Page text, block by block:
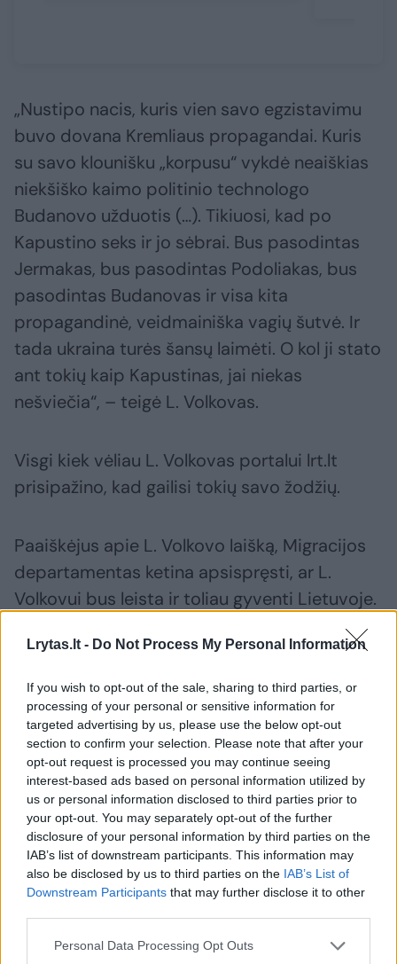
Lrytas.lt - Do Not Process My Personal Information
If you wish to opt-out of the sale, sharing to third parties, or
processing of your personal or sensitive information for
targeted advertising by us, please use the below opt-out
section to confirm your selection. Please note that after your
opt-out request is processed you may continue seeing
interest-based ads based on personal information utilized by
us or personal information disclosed to third parties prior to
your opt-out. You may separately opt-out of the further
disclosure of your personal information by third parties on the
IAB’s list of downstream participants. This information may
also be disclosed by us to third parties on the IAB’s List of
Downstream Participants that may further disclose it to other
Personal Data Processing Opt Outs
„Nustipo nacis, kuris vien savo egzistavimu
buvo dovana Kremliaus propagandai. Kuris
su savo klounišku „korpusu“ vykdė neaiškias
niekšiško kaimo politinio technologo
Budanovo užduotis (…). Tikiuosi, kad po
Kapustino seks ir jo sėbrai. Bus pasodintas
Jermakas, bus pasodintas Podoliakas, bus
pasodintas Budanovas ir visa kita
propagandinė, veidmainiška vagių šutvė. Ir
tada ukraina turės šansų laimėti. O kol ji stato
ant tokių kaip Kapustinas, jai niekas
nešviečia“, – teigė L. Volkovas.
Visgi kiek vėliau L. Volkovas portalui lrt.lt
prisipažino, kad gailisi tokių savo žodžių.
Paaiškėjus apie L. Volkovo laišką, Migracijos
departamentas ketina apsispręsti, ar L.
Volkovui bus leista ir toliau gyventi Lietuvoje.
Dėl to Migracijos departamentas kreipėsi ir į
VSD.
ELTA primena, kad L. Volkovas iš Rusijos
pasitraukė kilus arešto grėsmei. Šiuo metu L.
Volkovas gyvena Lietuvoje.
Mindaugas Sinkevičius
Lietuvos socialdemokratų partija (LSDP)
Leonidas Volkovas
Rodyti daugiau žymių
Komentuoti po šiuo straipsniu